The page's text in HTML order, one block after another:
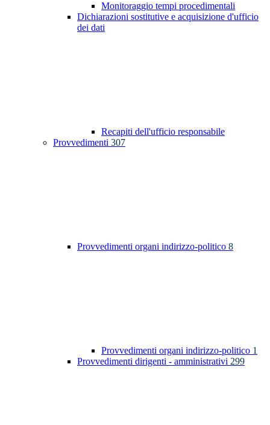
Monitoraggio tempi procedimentali
Dichiarazioni sostitutive e acquisizione d'ufficio
dei dati
Recapiti dell'ufficio responsabile
Provvedimenti 307
Provvedimenti organi indirizzo-politico 8
Provvedimenti organi indirizzo-politico 1
Provvedimenti dirigenti - amministrativi 299